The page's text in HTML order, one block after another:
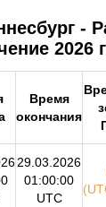
-
2026
Время
окончания
29.03.2026
01:00:00
UTC